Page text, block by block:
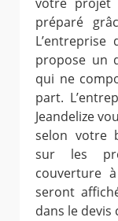
votre projet
préparé
L’entreprise
propose un
qui ne
part.
Jeandelize
selon votre
sur les
couverture
seront
dans le